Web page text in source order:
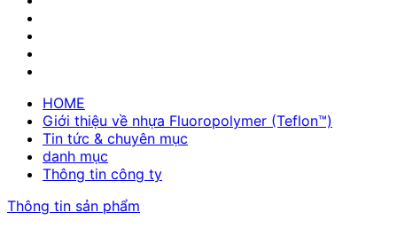
HOME
Giới thiệu về nhựa Fluoropolymer (Teflon™)
Tin tức & chuyên mục
danh mục
Thông tin công ty
Thông tin sản phẩm